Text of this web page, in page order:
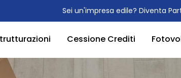
Sei un'impresa edile? Diventa
Cessione Crediti